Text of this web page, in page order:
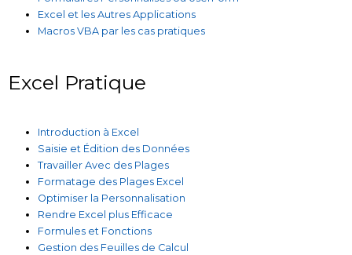
Excel et les Autres Applications
Macros VBA par les cas pratiques
Excel Pratique
Introduction à Excel
Saisie et Édition des Données
Travailler Avec des Plages
Formatage des Plages Excel
Optimiser la Personnalisation
Rendre Excel plus Efficace
Formules et Fonctions
Gestion des Feuilles de Calcul